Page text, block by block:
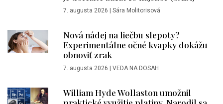
7. augusta 2026 Sára Molitorisová
Nová nádej na liečbu slepoty?
Experimentálne očné kvapky dokážu
obnoviť zrak
7. augusta 2026 VEDA NA DOSAH
William Hyde Wollaston umožnil